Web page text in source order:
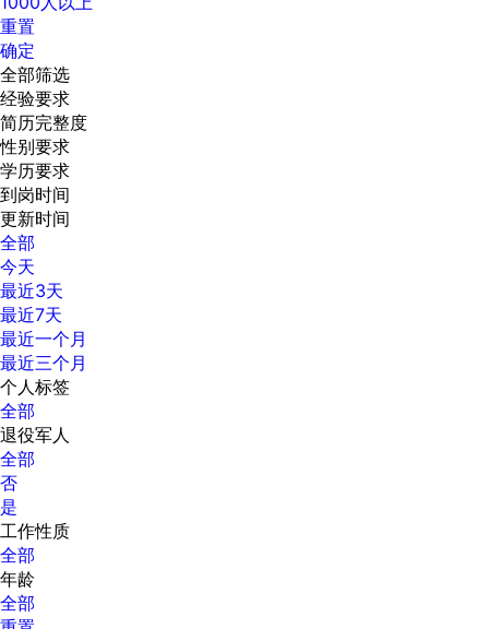
重置
确定
全部筛选
经验要求
简历完整度
性别要求
学历要求
到岗时间
更新时间
全部
今天
最近3天
最近7天
最近一个月
最近三个月
个人标签
全部
退役军人
全部
否
是
工作性质
全部
年龄
全部